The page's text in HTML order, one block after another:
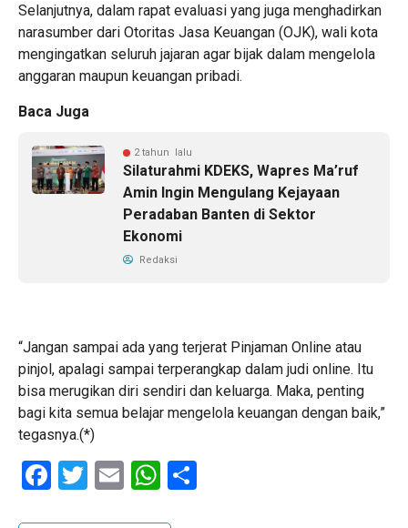
Selanjutnya, dalam rapat evaluasi yang juga menghadirkan
narasumber dari Otoritas Jasa Keuangan (OJK), wali kota
mengingatkan seluruh jajaran agar bijak dalam mengelola
anggaran maupun keuangan pribadi.
Baca Juga
2 tahun lalu
Silaturahmi KDEKS, Wapres Ma’ruf
Amin Ingin Mengulang Kejayaan
Peradaban Banten di Sektor
Ekonomi
Redaksi
“Jangan sampai ada yang terjerat Pinjaman Online atau
pinjol, apalagi sampai terperangkap dalam judi online. Itu
bisa merugikan diri sendiri dan keluarga. Maka, penting
bagi kita semua belajar mengelola keuangan dengan baik,”
tegasnya.(*)
Facebook
Twitter
EmailWhatsApp